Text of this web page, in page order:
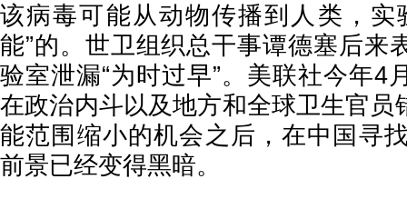
该病毒可能从动物传播到人类，实
能”的。世卫组织总干事谭德塞后来
验室泄漏“为时过早”。美联社今年4
在政治内斗以及地方和全球卫生官员
能范围缩小的机会之后，在中国寻
前景已经变得黑暗。